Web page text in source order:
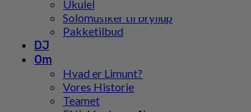
Ukulele
Solomusiker til bryllup
Pakketilbud
DJ
Om
Hvad er Limunt?
Vores Historie
Teamet